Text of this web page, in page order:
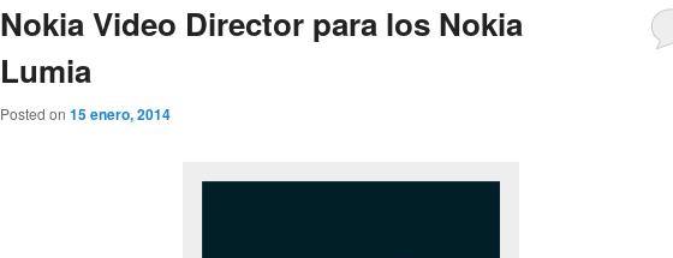
Nokia Video Director para los Nokia
Lumia
Posted on 15 enero, 2014